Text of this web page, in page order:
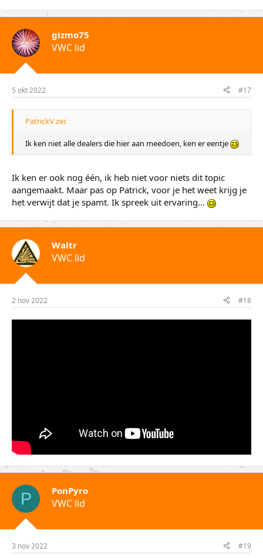
gizmo75
VWC lid
5 okt 2022 #17
PatrickV zei:
Ik ken niet alle dealers die hier aan meedoen, ken er eentje
Ik ken er ook nog één, ik heb niet voor niets dit topic
aangemaakt. Maar pas op Patrick, voor je het weet krijg je
het verwijt dat je spamt. Ik spreek uit ervaring...
Waltr
VWC lid
2 nov 2022 #18
P PonPyro
VWC lid
3 nov 2022 #19